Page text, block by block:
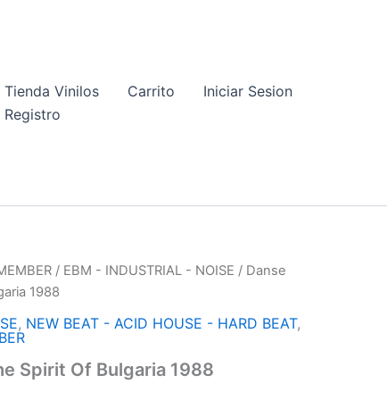
Tienda Vinilos Carrito
Iniciar Sesion
Registro
/ EBM - INDUSTRIAL - NOISE / Danse
1988
, NEW BEAT - ACID HOUSE - HARD BEAT,
Spirit Of Bulgaria 1988